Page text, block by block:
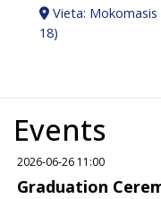
Vieta:
18)
Events
2026-06-26 11:00
Graduation